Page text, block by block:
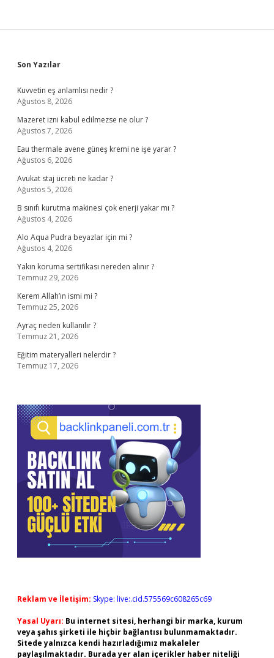
Sidebar
Son Yazılar
Kuvvetin eş anlamlısı nedir ?
Ağustos 8, 2026
Mazeret izni kabul edilmezse ne olur ?
Ağustos 7, 2026
Eau thermale avene güneş kremi ne işe yarar ?
Ağustos 6, 2026
Avukat staj ücreti ne kadar ?
Ağustos 5, 2026
B sınıfı kurutma makinesi çok enerji yakar mı ?
Ağustos 4, 2026
Alo Aqua Pudra beyazlar için mi ?
Ağustos 4, 2026
Yakın koruma sertifikası nereden alınır ?
Temmuz 29, 2026
Kerem Allah’ın ismi mi ?
Temmuz 25, 2026
Ayraç neden kullanılır ?
Temmuz 21, 2026
Eğitim materyalleri nelerdir ?
Temmuz 17, 2026
Reklam ve İletişim: Skype: live:.cid.575569c608265c69
Yasal Uyarı: Bu internet sitesi, herhangi bir marka, kurum
veya şahıs şirketi ile hiçbir bağlantısı bulunmamaktadır.
Sitede yalnızca kendi hazırladığımız makaleler
paylaşılmaktadır. Burada yer alan içerikler haber niteliği